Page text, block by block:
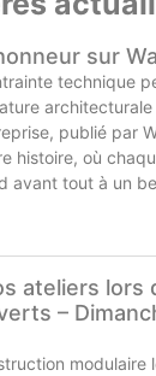
sur
technique
publié par
histoire, où
avant tout à un
ateliers lors
–
modulaire